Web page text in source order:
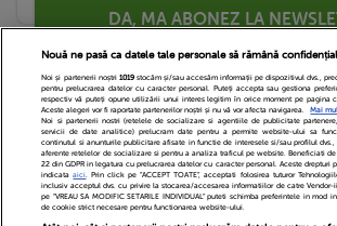
DA, MA ABONEZ LA
Echipa Editoriala Newsletter
Nouă ne pasă ca datele tale personale să rămână
Noi și partenerii noștri 1019stocăm și/sau accesăm informații pe dispozitivul dvs.,
pentru prelucrarea datelor cu caracter personal. Puteți accepta sau gestiona
respectiv vă puteți opune utilizării unui interes legitim în orice moment pe pagina
Aceste alegeri vor fi raportate partenerilor noștri și nu vă vor afecta navigarea.
Mai
Noi si partenerii nostri (retelele de socializare si agentiile de publicitate
servicii de date analitice) prelucram date pentru a permite website-ului sa
continutul si anunturile publicitare afisate in functie de interesele si/sau profilul
aferente retelelor de socializare si pentru a analiza traficul pe website. Beneficiati
22 din GDPR in legatura cu prelucrarea datelor cu caracter personal. Aceste drepturi
indicataaici. Prin click pe “ACCEPT TOATE”, acceptati folosirea tuturor
inclusiv acceptul dvs. cu privire la stocarea/accesarea informatiilor de catre
pe “VREAU SA MODIFIC SETARILE INDIVIDUAL” puteti schimba preferintele in
de cookie strict necesare pentru functionarea website-ului.